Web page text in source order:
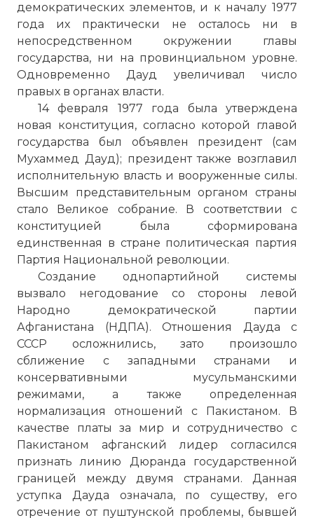
демократических элементов, и к началу 1977
года их практически не осталось ни в
непосредственном окружении главы
государства, ни на провинциальном уровне.
Одновременно Дауд увеличивал число
правых в органах власти.
14 февраля 1977 года была утверждена
новая конституция, согласно которой главой
государства был объявлен президент (сам
Мухаммед Дауд); президент также возглавил
исполнительную власть и вооруженные силы.
Высшим представительным органом страны
стало Великое собрание. В соответствии с
конституцией была сформирована
единственная в стране политическая партия
Партия Национальной революции.
Создание однопартийной системы
вызвало негодование со стороны левой
Народно демократической партии
Афганистана (НДПА). Отношения Дауда с
СССР осложнились, зато произошло
сближение с западными странами и
консервативными мусульманскими
режимами, а также определенная
нормализация отношений с Пакистаном. В
качестве платы за мир и сотрудничество с
Пакистаном афганский лидер согласился
признать линию Дюранда государственной
границей между двумя странами. Данная
уступка Дауда означала, по существу, его
отречение от пуштунской проблемы, бывшей